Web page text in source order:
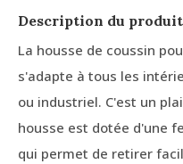
Description du produit
La housse de coussin
s'adapte à tous les
ou industriel. C'est un
housse est dotée d'une
qui permet de retirer